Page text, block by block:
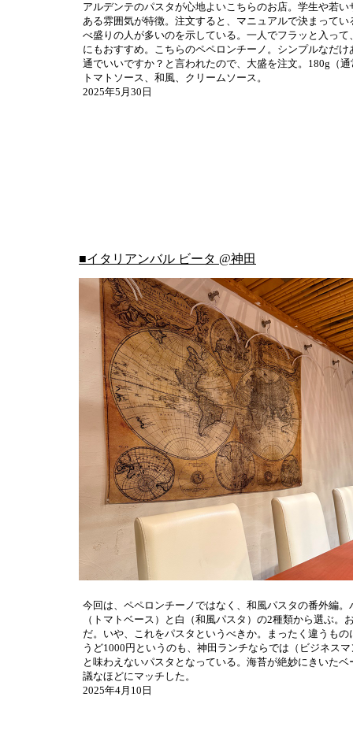
今回は、ペペロンチーノではなく、和風パスタの番外編
（トマトベース）と白（和風パスタ）の2種類から選ぶ
だ。いや、これをパスタというべきか。まったく違うも
うど1000円というのも、神田ランチならでは（ビジネス
と味わえないパスタとなっている。海苔が絶妙にきいた
議なほどにマッチした。
2025年4月10日
■イタリアンバル ビータ @神田
アルデンテのパスタが心地よいこちらのお店。学生や若
ある雰囲気が特徴。注文すると、マニュアルで決まって
べ盛りの人が多いのを示している。一人でフラッと入っ
にもおすすめ。こちらのペペロンチーノ。シンプルなだ
通でいいですか？と言われたので、大盛を注文。180g（
トマトソース、和風、クリームソース。
2025年5月30日